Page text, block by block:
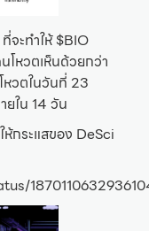
จะทำให้ $BIO
หวตเห็นด้วยกว่า
หวตในวันที่ 23
ยใน 14 วัน
ห้กระแสของ DeSci